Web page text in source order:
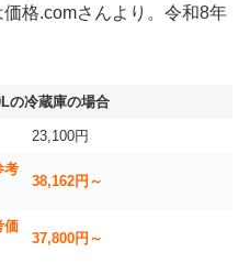
格.comさんより。令和8年
の冷蔵庫の場合
23,100円
考
38,162円～
価
37,800円～